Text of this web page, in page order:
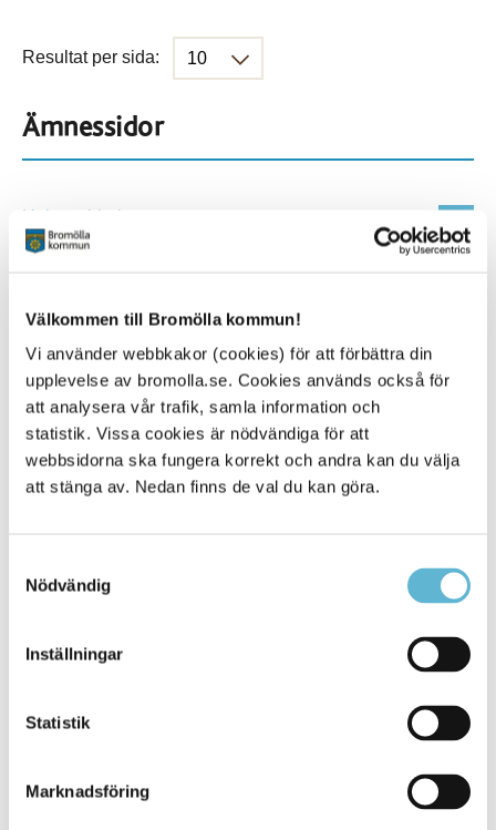
Välkommen till Bromölla kommun!
Vi använder webbkakor (cookies) för att förbättra din
upplevelse av bromolla.se. Cookies används också för
att analysera vår trafik, samla information och
statistik. Vissa cookies är nödvändiga för att
webbsidorna ska fungera korrekt och andra kan du välja
att stänga av. Nedan finns de val du kan göra.
Nödvändig
Inställningar
Statistik
Marknadsföring
Resultat per sida:
Ämnessidor
Hela webbplatsen
901
Alla platser
KONTAKT
Besöksadress
Box 18, 295 21 Bromölla